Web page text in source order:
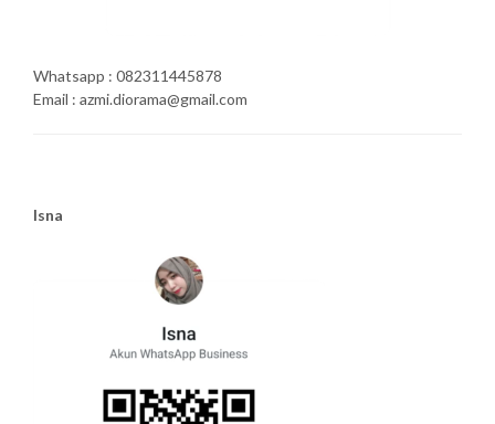
Whatsapp : 082311445878
Email : azmi.diorama@gmail.com
Isna